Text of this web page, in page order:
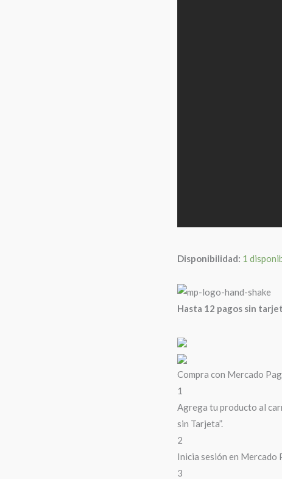
Disponibilidad: 1
Hasta 12 pagos sin
Compra con Mercado
1
Agrega tu producto al
sin Tarjeta”.
2
Inicia sesión en Mercado
3